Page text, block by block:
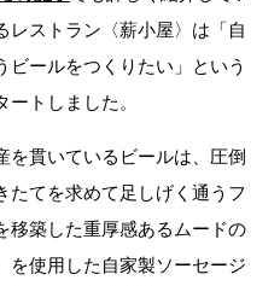
レストラン〈薪小屋〉は「自
ールをつくりたい」という
トしました。
を貫いているビールは、圧倒
たてを求めて足しげく通うフ
移築した重厚感あるムードの
を使用した自家製ソーセージ